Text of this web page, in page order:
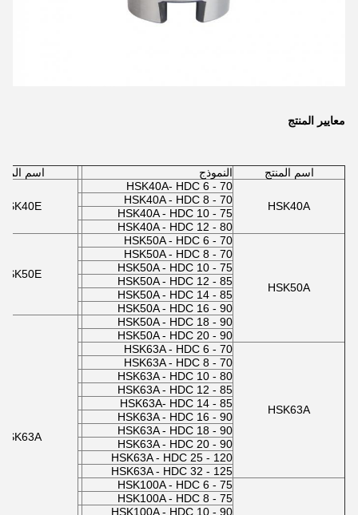
معايير المنتج
اسم المنتج النموذج اسم
HSK40A
HSK40A- HDC 6 - 70
HSK40A - HDC 8 - 70
HSK40A - HDC 10 - 75
HSK40A - HDC 12 - 80
HSK50A
HSK50A - HDC 6 - 70
HSK50A - HDC 8 - 70
HSK50A - HDC 10 - 75
HSK50A - HDC 12 - 85
HSK50A - HDC 14 - 85
HSK50A - HDC 16 - 90
HSK50A - HDC 18 - 90
HSK50A - HDC 20 - 90
HSK63A
HSK63A - HDC 6 - 70
HSK63A - HDC 8 - 70
HSK63A - HDC 10 - 80
HSK63A - HDC 12 - 85
HSK63A- HDC 14 - 85
HSK63A - HDC 16 - 90
HSK63A - HDC 18 - 90
HSK63A - HDC 20 - 90
HSK63A - HDC 25 - 120
HSK63A - HDC 32 - 125
HSK100A - HDC 6 - 75
HSK100A - HDC 8 - 75
HSK100A - HDC 10 - 90